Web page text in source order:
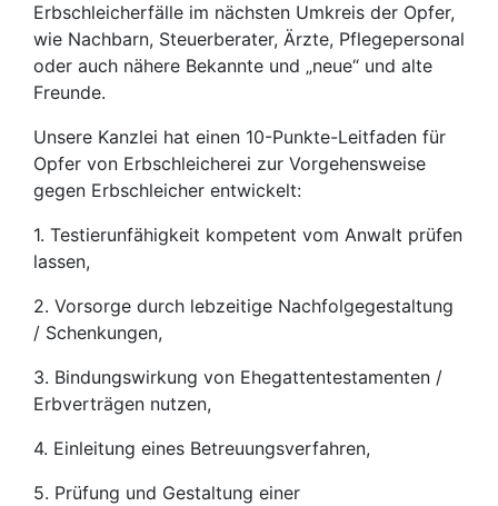
Erbschleicherfälle im nächsten Umkreis der Opfer,
wie Nachbarn, Steuerberater, Ärzte, Pflegepersonal
oder auch nähere Bekannte und „neue“ und alte
Freunde.
Unsere Kanzlei hat einen 10-Punkte-Leitfaden für
Opfer von Erbschleicherei zur Vorgehensweise
gegen Erbschleicher entwickelt:
1. Testierunfähigkeit kompetent vom Anwalt prüfen
lassen,
2. Vorsorge durch lebzeitige Nachfolgegestaltung
/ Schenkungen,
3. Bindungswirkung von Ehegattentestamenten /
Erbverträgen nutzen,
4. Einleitung eines Betreuungsverfahren,
5. Prüfung und Gestaltung einer